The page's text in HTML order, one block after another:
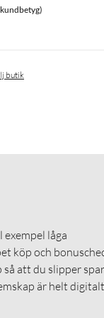
butik
låga
köp och
att du slipper
är helt